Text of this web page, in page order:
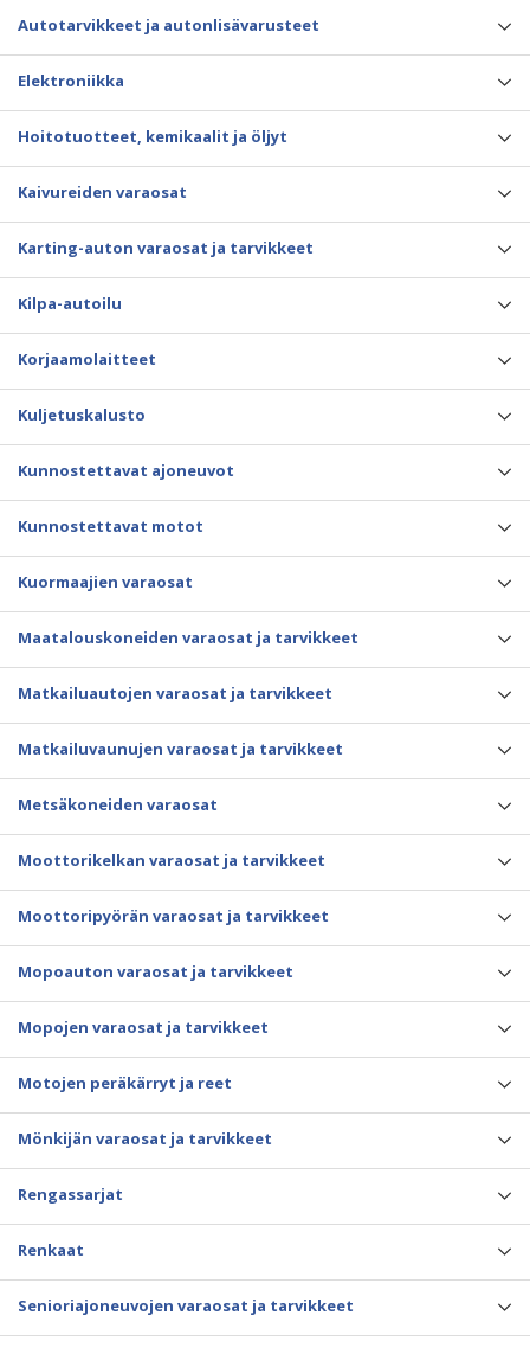
Autotarvikkeet ja autonlisävarusteet
Elektroniikka
Hoitotuotteet, kemikaalit ja öljyt
Kaivureiden varaosat
Karting-auton varaosat ja tarvikkeet
Kilpa-autoilu
Korjaamolaitteet
Kuljetuskalusto
Kunnostettavat ajoneuvot
Kunnostettavat motot
Kuormaajien varaosat
Maatalouskoneiden varaosat ja tarvikkeet
Matkailuautojen varaosat ja tarvikkeet
Matkailuvaunujen varaosat ja tarvikkeet
Metsäkoneiden varaosat
Moottorikelkan varaosat ja tarvikkeet
Moottoripyörän varaosat ja tarvikkeet
Mopoauton varaosat ja tarvikkeet
Mopojen varaosat ja tarvikkeet
Motojen peräkärryt ja reet
Mönkijän varaosat ja tarvikkeet
Rengassarjat
Renkaat
Senioriajoneuvojen varaosat ja tarvikkeet